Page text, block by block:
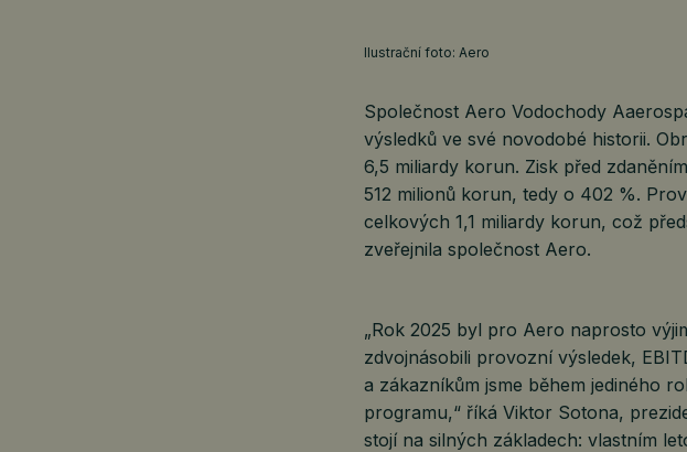
Ilustrační foto: Aero
Společnost Aero Vodochody
výsledků ve své novodobé historii.
6,5 miliardy korun. Zisk před
512 milionů korun, tedy o 402 %.
celkových 1,1 miliardy korun, což
zveřejnila společnost Aero.
„Rok 2025 byl pro Aero naprosto
zdvojnásobili provozní výsledek,
a zákazníkům jsme během jediného
programu,“ říká Viktor Sotona,
stojí na silných základech: vlastním